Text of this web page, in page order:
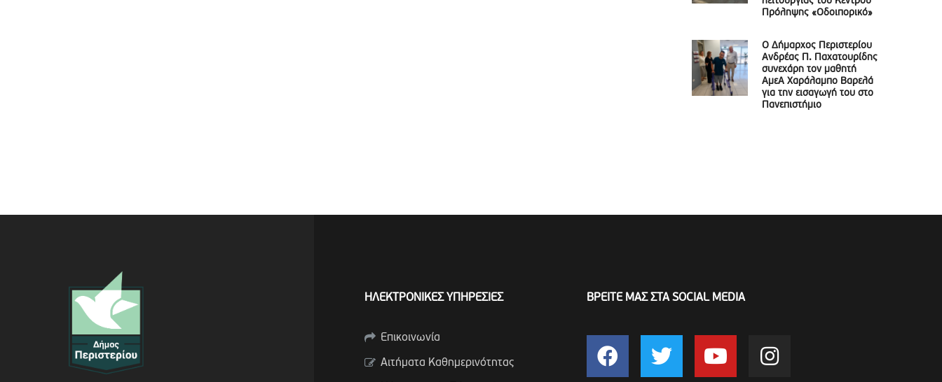
Πρόληψης «Οδοιπορικό»
Ο Δήμαρχος Περιστερίου
Ανδρέας Π. Παχατουρίδης
συνεχάρη τον μαθητή
ΑμεΑ Χαράλαμπο Βαρελά
για την εισαγωγή του στο
Πανεπιστήμιο
ΗΛΕΚΤΡΟΝΙΚΕΣ ΥΠΗΡΕΣΙΕΣ
Επικοινωνία
Αιτήματα Καθημερινότητας
ΒΡΕΙΤΕ ΜΑΣ ΣΤΑ SOCIAL MEDIA